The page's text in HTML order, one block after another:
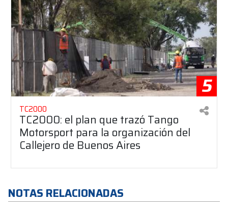
5
TC2000
TC2000: el plan que trazó Tango
Motorsport para la organización del
Callejero de Buenos Aires
NOTAS RELACIONADAS